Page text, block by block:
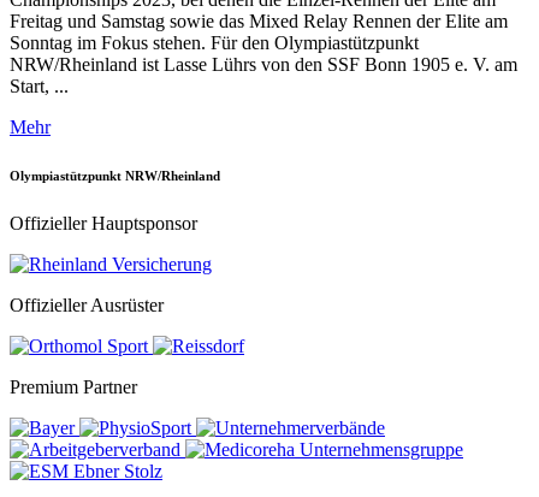
Freitag und Samstag sowie das Mixed Relay Rennen der Elite am
Sonntag im Fokus stehen. Für den Olympiastützpunkt
NRW/Rheinland ist Lasse Lührs von den SSF Bonn 1905 e. V. am
Start, ...
Mehr
Olympiastützpunkt NRW/Rheinland
Offizieller Hauptsponsor
Offizieller Ausrüster
Premium Partner